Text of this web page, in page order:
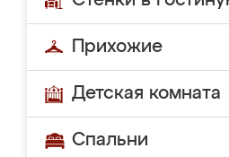
Прихожие
Детская комната
Спальни